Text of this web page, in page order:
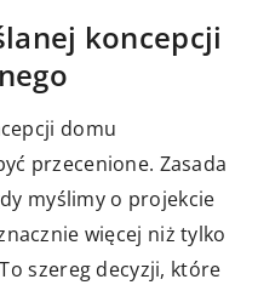
koncepcji
domu
przecenione. Zasada
myślimy o projekcie
więcej niż tylko
szereg decyzji, które